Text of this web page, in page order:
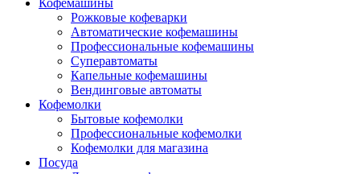
Кофемашины
Рожковые кофеварки
Автоматические кофемашины
Профессиональные кофемашины
Суперавтоматы
Капельные кофемашины
Вендинговые автоматы
Кофемолки
Бытовые кофемолки
Профессиональные кофемолки
Кофемолки для магазина
Посуда